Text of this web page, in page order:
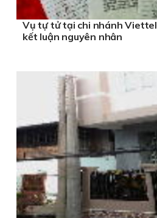
Vụ tự tử tại chi nhánh
kết luận nguyên nhân